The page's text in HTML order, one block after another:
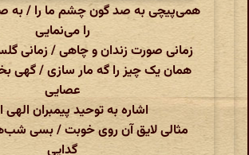
همی‌پیچی به صد گون چشم ما را /به
را می‌نمایی
زمانی صورت زندان و چاهی /زمانی
همان یک چیز را گه مار سازی /گهی
عصایی
اشاره به توحید پیمبران
مثالی لایق آن روی خوبت /بسی
گدایی